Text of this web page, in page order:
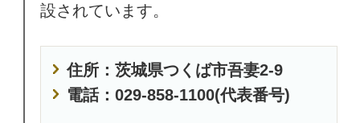
設されています。
住所：茨城県つくば市吾妻2-9
電話：029-858-1100(代表番号)